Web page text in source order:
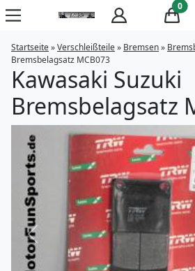
0
Startseite»Verschleißteile» Bremsen»
Bremsbelagsatz MCB073
Kawasaki Suzuki
Bremsbelagsatz
Previous